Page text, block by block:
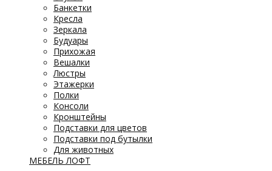
Банкетки
Кресла
Зеркала
Будуары
Прихожая
Вешалки
Люстры
Этажерки
Полки
Консоли
Кронштейны
Подставки для цветов
Подставки под бутылки
Для животных
МЕБЕЛЬ ЛОФТ